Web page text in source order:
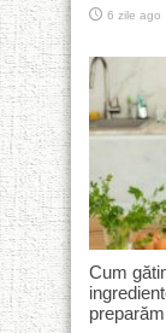
6 zile ago
Cum
preparăm